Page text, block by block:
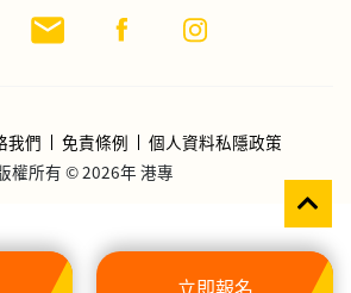
立即報名
我們 免責條例
個人資料私隱政策
權所有 © 2026年 港專